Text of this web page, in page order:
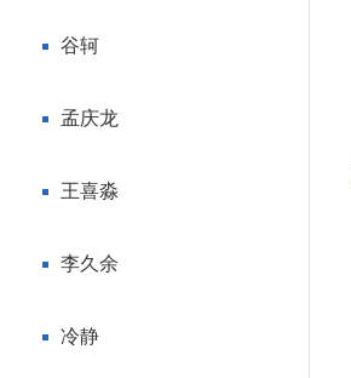
谷轲
孟庆龙
王喜淼
李久余
冷静